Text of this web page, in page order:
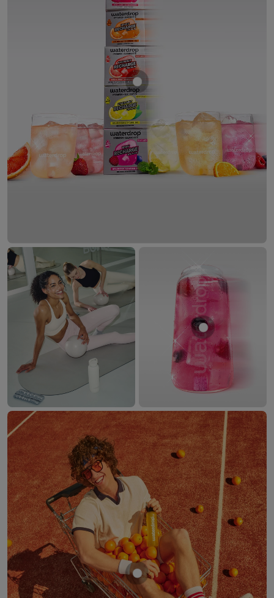
Mostra prodotto Set Recharge
Mostra
Mostra prodotto ARANCIA